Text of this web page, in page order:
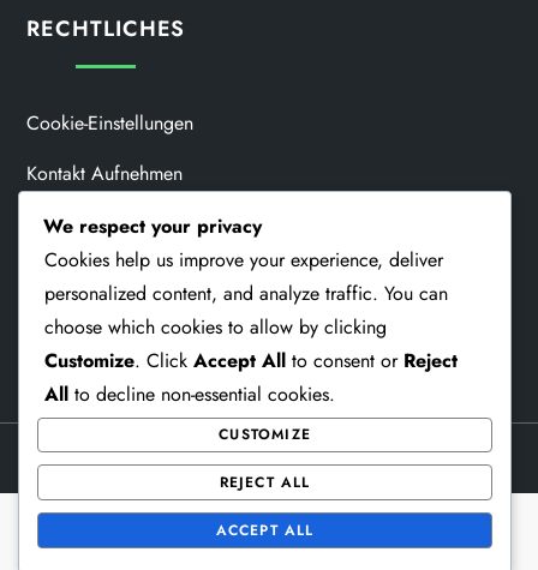
RECHTLICHES
Cookie-Einstellungen
Kontakt Aufnehmen
Nutzungsbedingungen
Datenschutzbestimmungen
Unsere Geschichte
Theme Memorial Blog byKantipur Themes
We respect your privacy
Cookies help us improve your experience, deliver
personalized content, and analyze traffic. You can
choose which cookies to allow by clicking
Customize. Click Accept All to consent or Reject
All to decline non-essential cookies.
CUSTOMIZE
REJECT ALL
ACCEPT ALL